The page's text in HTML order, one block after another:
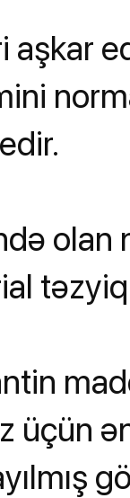
aşkar
olan
təzyiqi
üçün